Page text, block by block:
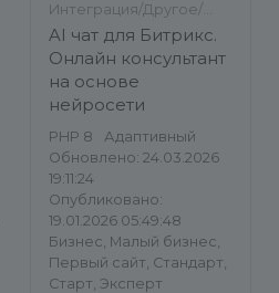
Интеграция/Другое/
Онлайн-консультанты
AI чат для Битрикс.
Онлайн консультант
на основе
нейросети
PHP 8
Адаптивный
Обновлено: 24.03.2026
19:11:24
Опубликовано:
19.01.2026 05:49:48
Бизнес, Малый бизнес,
Первый сайт, Стандарт,
Старт, Эксперт